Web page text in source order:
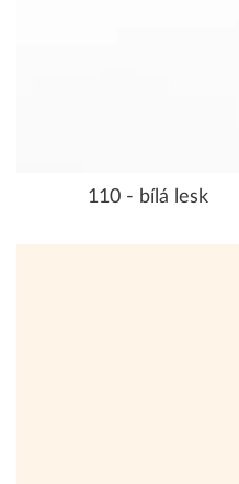
110 - bílá lesk